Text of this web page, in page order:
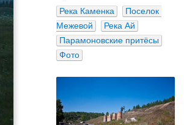
Река Каменка
Поселок
Межевой
Река Ай
Парамоновские притёсы
Фото